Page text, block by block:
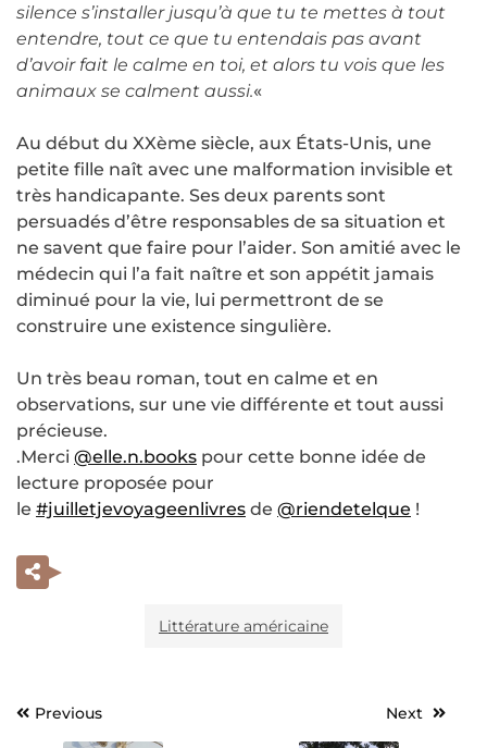
silence s’installer jusqu’à que tu te mettes à tout
entendre, tout ce que tu entendais pas avant
d’avoir fait le calme en toi, et alors tu vois que les
animaux se calment aussi.«
Au début du XXème siècle, aux États-Unis, une
petite fille naît avec une malformation invisible et
très handicapante. Ses deux parents sont
persuadés d’être responsables de sa situation et
ne savent que faire pour l’aider. Son amitié avec le
médecin qui l’a fait naître et son appétit jamais
diminué pour la vie, lui permettront de se
construire une existence singulière.
Un très beau roman, tout en calme et en
observations, sur une vie différente et tout aussi
précieuse.
.Merci @elle.n.books pour cette bonne idée de
lecture proposée pour
le #juilletjevoyageenlivres de @riendetelque !
Littérature américaine
Navigation
Previous Next